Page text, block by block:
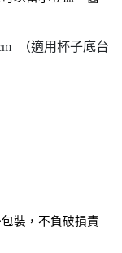
（適用杯子底台
裝，不負破損責